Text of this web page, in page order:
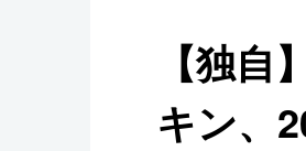
社会
【独
キン、